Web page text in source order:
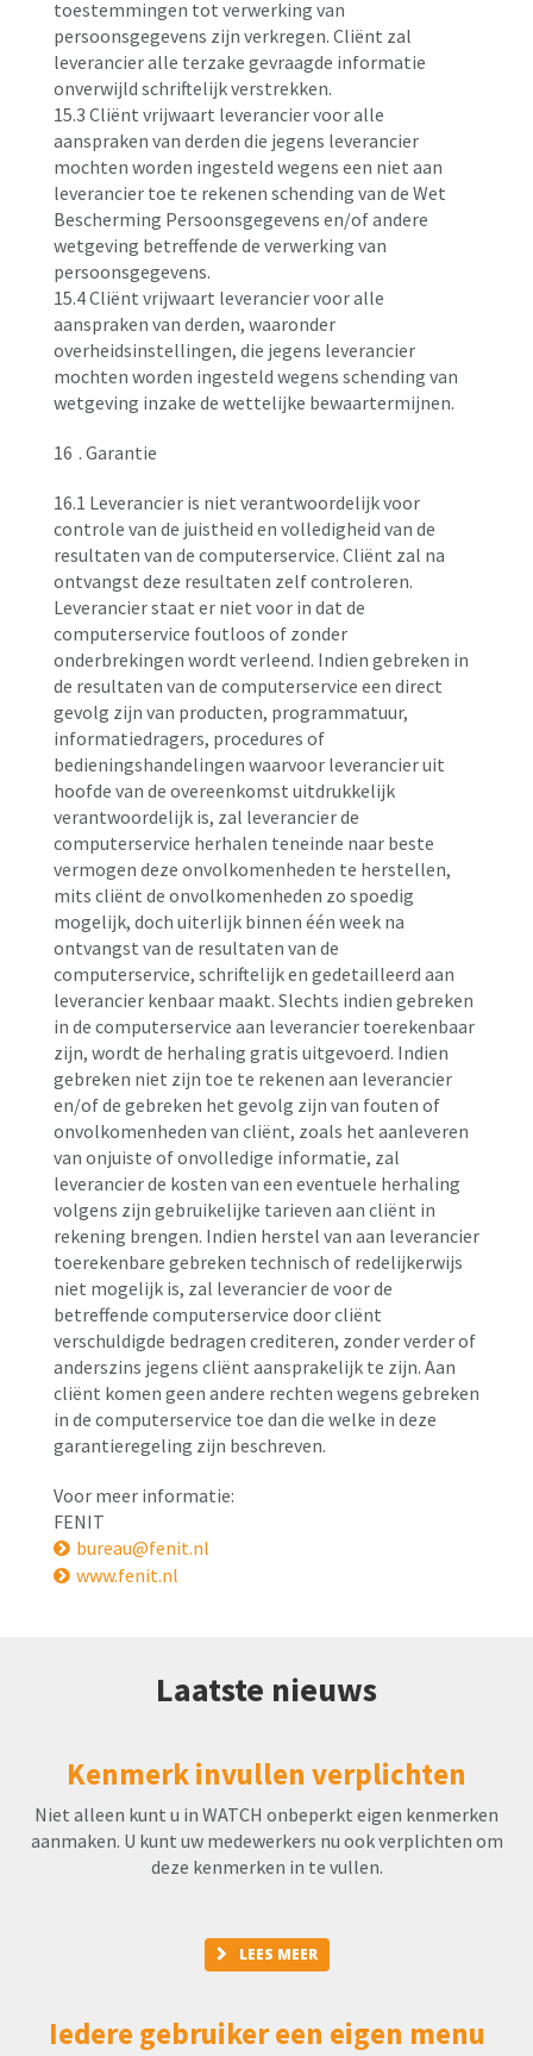
toestemmingen tot verwerking van
persoonsgegevens zijn verkregen. Cliënt zal
leverancier alle terzake gevraagde informatie
onverwijld schriftelijk verstrekken.
15.3 Cliënt vrijwaart leverancier voor alle
aanspraken van derden die jegens leverancier
mochten worden ingesteld wegens een niet aan
leverancier toe te rekenen schending van de Wet
Bescherming Persoonsgegevens en/of andere
wetgeving betreffende de verwerking van
persoonsgegevens.
15.4 Cliënt vrijwaart leverancier voor alle
aanspraken van derden, waaronder
overheidsinstellingen, die jegens leverancier
mochten worden ingesteld wegens schending van
wetgeving inzake de wettelijke bewaartermijnen.
16 . Garantie
16.1 Leverancier is niet verantwoordelijk voor
controle van de juistheid en volledigheid van de
resultaten van de computerservice. Cliënt zal na
ontvangst deze resultaten zelf controleren.
Leverancier staat er niet voor in dat de
computerservice foutloos of zonder
onderbrekingen wordt verleend. Indien gebreken in
de resultaten van de computerservice een direct
gevolg zijn van producten, programmatuur,
informatiedragers, procedures of
bedieningshandelingen waarvoor leverancier uit
hoofde van de overeenkomst uitdrukkelijk
verantwoordelijk is, zal leverancier de
computerservice herhalen teneinde naar beste
vermogen deze onvolkomenheden te herstellen,
mits cliënt de onvolkomenheden zo spoedig
mogelijk, doch uiterlijk binnen één week na
ontvangst van de resultaten van de
computerservice, schriftelijk en gedetailleerd aan
leverancier kenbaar maakt. Slechts indien gebreken
in de computerservice aan leverancier toerekenbaar
zijn, wordt de herhaling gratis uitgevoerd. Indien
gebreken niet zijn toe te rekenen aan leverancier
en/of de gebreken het gevolg zijn van fouten of
onvolkomenheden van cliënt, zoals het aanleveren
van onjuiste of onvolledige informatie, zal
leverancier de kosten van een eventuele herhaling
volgens zijn gebruikelijke tarieven aan cliënt in
rekening brengen. Indien herstel van aan leverancier
toerekenbare gebreken technisch of redelijkerwijs
niet mogelijk is, zal leverancier de voor de
betreffende computerservice door cliënt
verschuldigde bedragen crediteren, zonder verder of
anderszins jegens cliënt aansprakelijk te zijn. Aan
cliënt komen geen andere rechten wegens gebreken
in de computerservice toe dan die welke in deze
garantieregeling zijn beschreven.
Voor meer informatie:
FENIT
bureau@fenit.nl
www.fenit.nl
Laatste nieuws
Kenmerk invullen verplichten
Niet alleen kunt u in WATCH onbeperkt eigen kenmerken
aanmaken. U kunt uw medewerkers nu ook verplichten om
deze kenmerken in te vullen.
LEES MEER
Iedere gebruiker een eigen menu